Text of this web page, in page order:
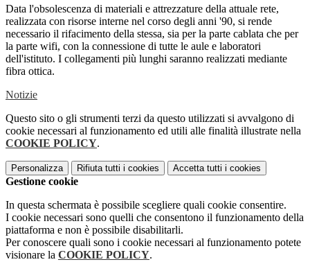
Data l'obsolescenza di materiali e attrezzature della attuale rete,
realizzata con risorse interne nel corso degli anni '90, si rende
necessario il rifacimento della stessa, sia per la parte cablata che per
la parte wifi, con la connessione di tutte le aule e laboratori
dell'istituto. I collegamenti più lunghi saranno realizzati mediante
fibra ottica.
Notizie
Questo sito o gli strumenti terzi da questo utilizzati si avvalgono di
cookie necessari al funzionamento ed utili alle finalità illustrate nella
COOKIE POLICY.
Personalizza Rifiuta tutti i cookies Accetta tutti i cookies
Gestione cookie
In questa schermata è possibile scegliere quali cookie consentire.
I cookie necessari sono quelli che consentono il funzionamento della
piattaforma e non è possibile disabilitarli.
Per conoscere quali sono i cookie necessari al funzionamento potete
visionare la COOKIE POLICY.